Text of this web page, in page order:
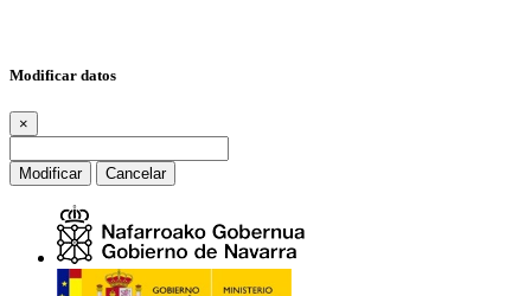
Modificar datos
×
Modificar Cancelar